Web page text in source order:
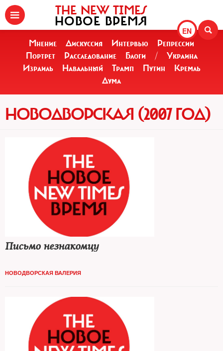
EN
THE NEW TIMES
НОВОЕ ВРЕМЯ
Мнение Дискуссия Интервью
Репрессии
Портрет
Расследование Блоги /
Украина
Израиль
Навальный Трамп Путин
Кремль
Дума
НОВОДВОРСКАЯ (2007 ГОД)
Письмо незнакомцу
НОВОДВОРСКАЯ ВАЛЕРИЯ